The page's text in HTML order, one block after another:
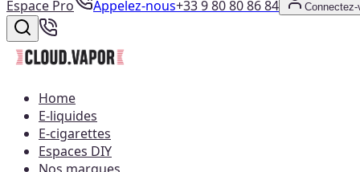
Espace Pro Appelez-nous+33 9 80 80 86 84 Connectez-
Home
E-liquides
E-cigarettes
Espaces DIY